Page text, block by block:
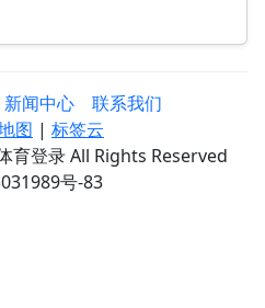
新闻中心
联系我们
图 | 标签云
育登录 All Rights Reserved
号-83